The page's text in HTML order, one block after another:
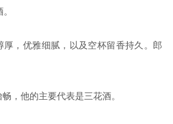
厚，优雅细腻，以及空杯留香持久。郎
，他的主要代表是三花酒。